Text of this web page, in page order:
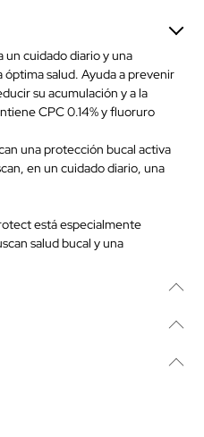
cuidado diario y una
salud. Ayuda a prevenir
su acumulación y a la
CPC 0.14% y fluoruro
una protección bucal activa
en un cuidado diario, una
está especialmente
salud bucal y una